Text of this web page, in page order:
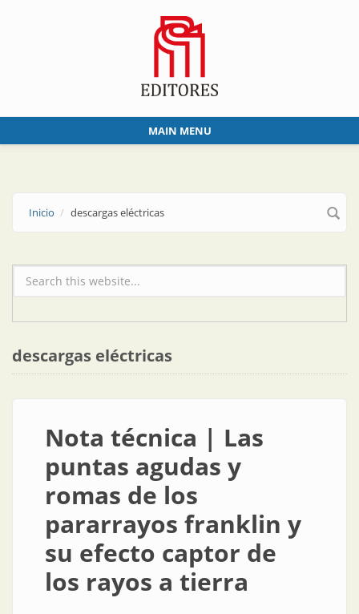
MAIN MENU
Inicio descargas eléctricas
Formulario de búsqueda
descargas eléctricas
Nota técnica | Las
puntas agudas y
romas de los
pararrayos franklin y
su efecto captor de
los rayos a tierra